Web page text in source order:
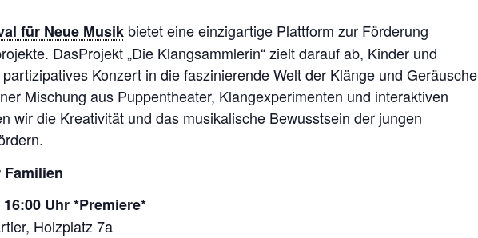
für Neue Musik bietet eine einzigartige Plattform zur Förderung
DasProjekt „Die Klangsammlerin“ zielt darauf ab, Kinder und
Konzert in die faszinierende Welt der Klänge und Geräusche
Mischung aus Puppentheater, Klangexperimenten und interaktiven
wir die Kreativität und das musikalische Bewusstsein der jungen
Familien
Uhr *Premiere*
Holzplatz 7a